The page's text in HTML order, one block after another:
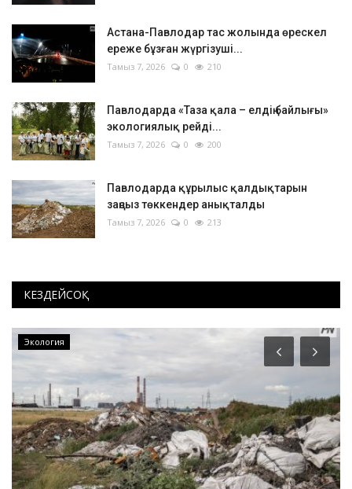
Астана-Павлодар тас жолында өрескел
ереже бұзған жүргізуші...
Тамыз 7, 2026 0 210
Павлодарда «Таза қала – елдің байлығы»
экологиялық рейді...
Тамыз 7, 2026 0 200
Павлодарда құрылыс қалдықтарын
заңсыз төккендер анықталды
Тамыз 7, 2026 0 213
КЕЗДЕЙСОҚ
Экология